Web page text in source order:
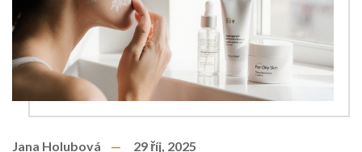
Jana Holubová 29 říj, 2025